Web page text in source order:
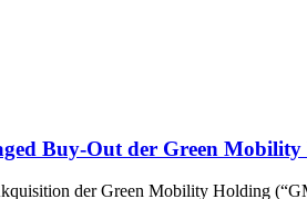
Buy-Out der Green
der Green Mobility Holding